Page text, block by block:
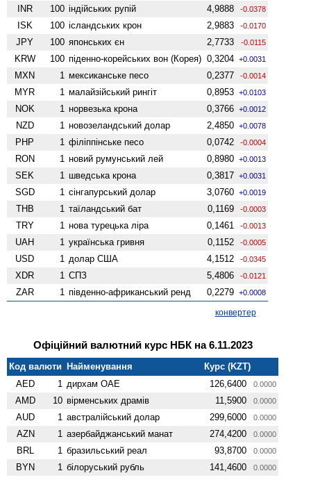
INR 100 індійських рупій 4,9888 -0.0378
ISK 100 ісландських крон 2,9883 -0.0170
JPY 100 японських єн 2,7733 -0.0115
KRW 100 піденно-корейських вон (Корея) 0,3204 +0.0031
MXN 1 мексиканське песо 0,2377 -0.0014
MYR 1 малайзійський рингіт 0,8953 +0.0103
NOK 1 норвезька крона 0,3766 +0.0012
NZD 1 ново­зеландський долар 2,4850 +0.0078
PHP 1 філіппінське песо 0,0742 -0.0004
RON 1 новий румунський лей 0,8980 +0.0013
SEK 1 шведська крона 0,3817 +0.0031
SGD 1 сінгапурський долар 3,0760 +0.0019
THB 1 таїландський бат 0,1169 -0.0003
TRY 1 нова турецька ліра 0,1461 -0.0013
UAH 1 українська гривня 0,1152 -0.0005
USD 1 долар США 4,1512 -0.0345
XDR 1 СПЗ 5,4806 -0.0121
ZAR 1 південно-африканський ренд 0,2279 +0.0008
конвертер
Офіційний валютний курс НБК на 6.11.2023
Код валюти Найменування
Курс (KZT)
AED
1 дирхам ОАЕ 126,6400 0.0000
AMD 10 вiрменських драмів 11,5900 0.0000
AUD 1 австралійський долар 299,6000 0.0000
AZN 1 азербайджанський манат 274,4200 0.0000
BRL 1 бразильський реал 93,8700 0.0000
BYN 1 білоруський рубль 141,4600 0.0000